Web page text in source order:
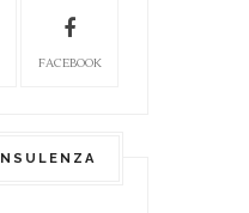
FACEBOOK